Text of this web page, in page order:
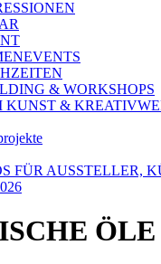
& WORKSHOPS
KUNST &
FÜR AUSSTELLER,